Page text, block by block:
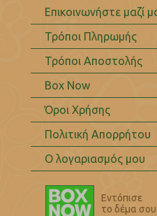
Επικοινωνήστε μαζί
Τρόποι Πληρωμής
Τρόποι Αποστολής
Box Now
Όροι Χρήσης
Πολιτική Απορρήτου
Ο λογαριασμός μου
Εντόπισε
το δέμα σου